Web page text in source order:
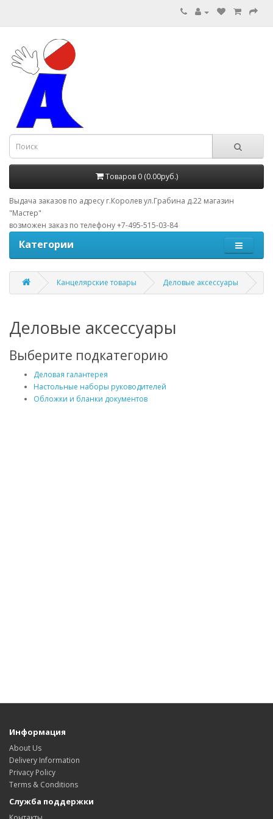
Товаров 0 (0.00руб.)
Выдача заказов по адресу г.Королев ул.Грабина д.22 магазин
"Мастер"
возможен заказ по телефону +7-495-515-03-84
Категории
Канцелярские товары Деловые аксессуары
Деловые аксессуары
Выберите подкатегорию
Деловая галантерея
Настольные наборы руководителей
Обложки и бланки документов
Информация
About Us
Delivery Information
Privacy Policy
Terms & Conditions
Служба поддержки